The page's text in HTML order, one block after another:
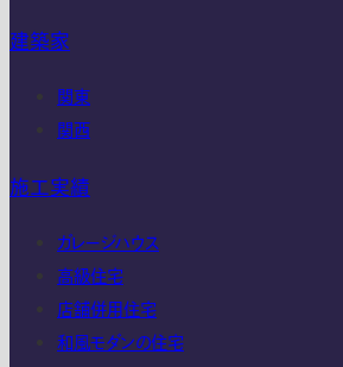
建築家
関東
関西
施工実績
ガレージハウス
高級住宅
店舗併用住宅
和風モダンの住宅